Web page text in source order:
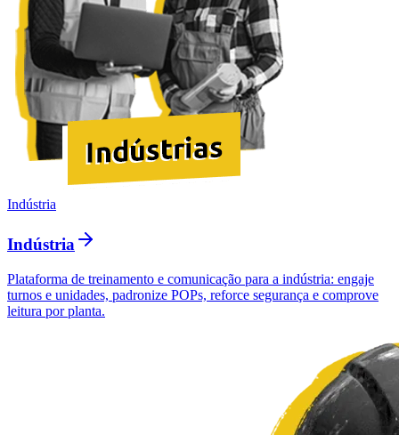
Indústria
Indústria
Plataforma de treinamento e comunicação para a indústria: engaje
turnos e unidades, padronize POPs, reforce segurança e comprove
leitura por planta.